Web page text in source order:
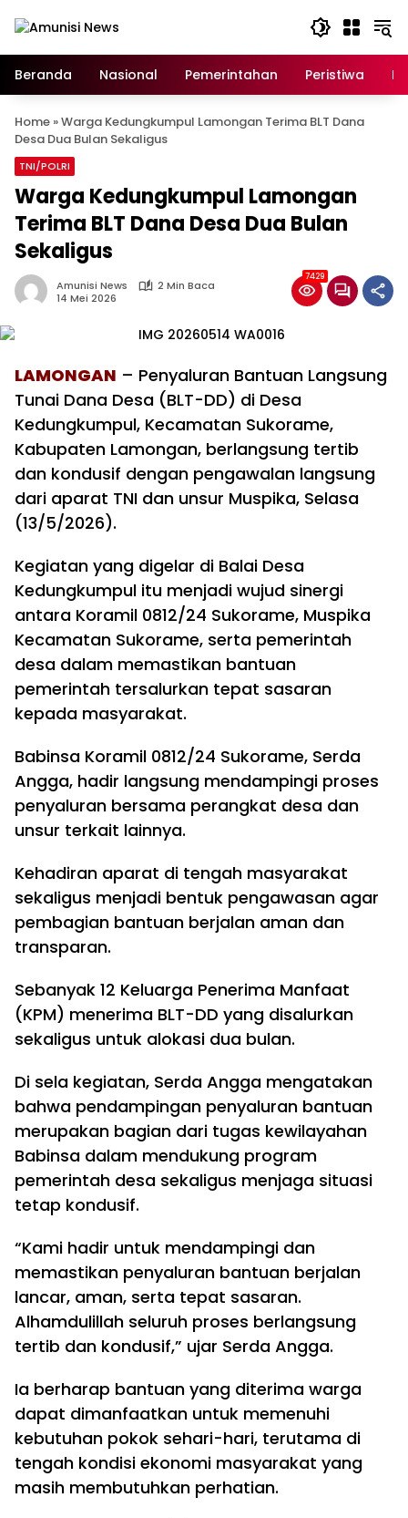
Beranda
Nasional Pemerintahan Peristiwa
Home »Warga Kedungkumpul Lamongan Terima BLT Dana
Desa Dua Bulan Sekaligus
TNI/POLRI
Warga Kedungkumpul Lamongan
Terima BLT Dana Desa Dua Bulan
Sekaligus
Amunisi News
2 Min Baca
14 Mei 2026
7429
LAMONGAN – Penyaluran Bantuan Langsung
Tunai Dana Desa (BLT-DD) di Desa
Kedungkumpul, Kecamatan Sukorame,
Kabupaten Lamongan, berlangsung tertib
dan kondusif dengan pengawalan langsung
dari aparat TNI dan unsur Muspika, Selasa
(13/5/2026).
Kegiatan yang digelar di Balai Desa
Kedungkumpul itu menjadi wujud sinergi
antara Koramil 0812/24 Sukorame, Muspika
Kecamatan Sukorame, serta pemerintah
desa dalam memastikan bantuan
pemerintah tersalurkan tepat sasaran
kepada masyarakat.
Babinsa Koramil 0812/24 Sukorame, Serda
Angga, hadir langsung mendampingi proses
penyaluran bersama perangkat desa dan
unsur terkait lainnya.
Kehadiran aparat di tengah masyarakat
sekaligus menjadi bentuk pengawasan agar
pembagian bantuan berjalan aman dan
transparan.
Sebanyak 12 Keluarga Penerima Manfaat
(KPM) menerima BLT-DD yang disalurkan
sekaligus untuk alokasi dua bulan.
Di sela kegiatan, Serda Angga mengatakan
bahwa pendampingan penyaluran bantuan
merupakan bagian dari tugas kewilayahan
Babinsa dalam mendukung program
pemerintah desa sekaligus menjaga situasi
tetap kondusif.
“Kami hadir untuk mendampingi dan
memastikan penyaluran bantuan berjalan
lancar, aman, serta tepat sasaran.
Alhamdulillah seluruh proses berlangsung
tertib dan kondusif,” ujar Serda Angga.
Ia berharap bantuan yang diterima warga
dapat dimanfaatkan untuk memenuhi
kebutuhan pokok sehari-hari, terutama di
tengah kondisi ekonomi masyarakat yang
masih membutuhkan perhatian.